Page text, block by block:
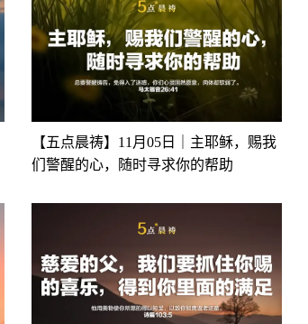
【五点晨祷】11月05日｜主耶稣，赐我
们警醒的心，随时寻求你的帮助